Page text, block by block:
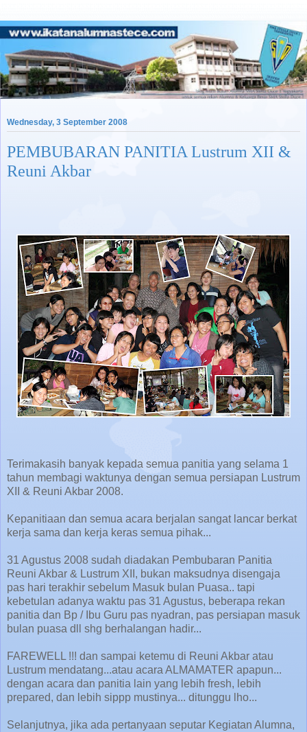
Wednesday, 3 September 2008
PEMBUBARAN PANITIA Lustrum XII &
Reuni Akbar
Terimakasih banyak kepada semua panitia yang selama 1
tahun membagi waktunya dengan semua persiapan Lustrum
XII & Reuni Akbar 2008.
Kepanitiaan dan semua acara berjalan sangat lancar berkat
kerja sama dan kerja keras semua pihak...
31 Agustus 2008 sudah diadakan Pembubaran Panitia
Reuni Akbar & Lustrum XII, bukan maksudnya disengaja
pas hari terakhir sebelum Masuk bulan Puasa.. tapi
kebetulan adanya waktu pas 31 Agustus, beberapa rekan
panitia dan Bp / Ibu Guru pas nyadran, pas persiapan masuk
bulan puasa dll shg berhalangan hadir...
FAREWELL !!! dan sampai ketemu di Reuni Akbar atau
Lustrum mendatang...atau acara ALMAMATER apapun...
dengan acara dan panitia lain yang lebih fresh, lebih
prepared, dan lebih sippp mustinya... ditunggu lho...
Selanjutnya, jika ada pertanyaan seputar Kegiatan Alumna,